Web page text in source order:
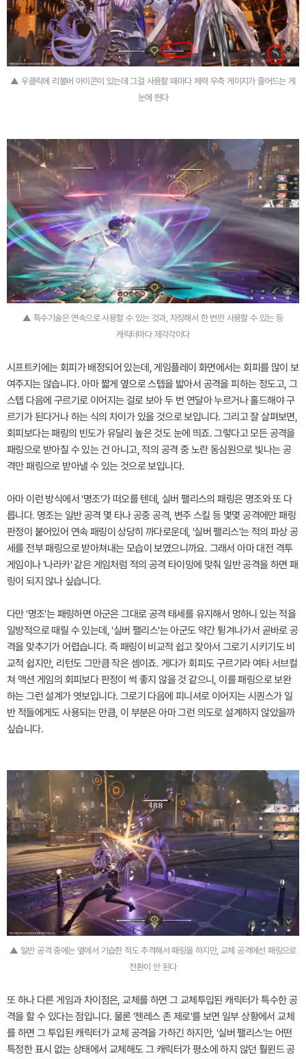
▲ 우클릭에 리볼버 아이콘이 있는데 그걸 사용할 때마다 체력 우측 게이지가 줄어드는 게
눈에 띈다
▲ 특수기술은 연속으로 사용할 수 있는 것과, 차징해서 한 번만 사용할 수 있는 등
캐릭터마다 제각각이다
시프트키에는 회피가 배정되어 있는데, 게임플레이 화면에서는 회피를 많이 보
여주지는 않습니다. 아마 짧게 옆으로 스텝을 밟아서 공격을 피하는 정도고, 그
스텝 다음에 구르기로 이어지는 걸로 보아 두 번 연달아 누르거나 홀드해야 구
르기가 된다거나 하는 식의 차이가 있을 것으로 보입니다. 그리고 잘 살펴보면,
회피보다는 패링의 빈도가 유달리 높은 것도 눈에 띄죠. 그렇다고 모든 공격을
패링으로 받아칠 수 있는 건 아니고, 적의 공격 중 노란 동심원으로 빛나는 공
격만 패링으로 받아낼 수 있는 것으로 보입니다.
아마 이런 방식에서 '명조'가 떠오를 텐데, 실버 팰리스의 패링은 명조와 또 다
릅니다. 명조는 일반 공격 몇 타나 공중 공격, 변주 스킬 등 몇몇 공격에만 패링
판정이 붙어있어 연속 패링이 상당히 까다로운데, '실버 팰리스'는 적의 파상 공
세를 전부 패링으로 받아쳐내는 모습이 보였으니까요. 그래서 아마 대전 격투
게임이나 '나라카' 같은 게임처럼 적의 공격 타이밍에 맞춰 일반 공격을 하면 패
링이 되지 않나 싶습니다.
다만 '명조'는 패링하면 아군은 그대로 공격 태세를 유지해서 멍하니 있는 적을
일방적으로 때릴 수 있는데, '실버 팰리스'는 아군도 약간 튕겨나가서 곧바로 공
격을 맞추기가 어렵습니다. 즉 패링이 비교적 쉽고 잦아서 그로기 시키기도 비
교적 쉽지만, 리턴도 그만큼 작은 셈이죠. 게다가 회피도 구르기라 여타 서브컬
쳐 액션 게임의 회피보다 판정이 썩 좋지 않을 것 같으니, 이를 패링으로 보완
하는 그런 설계가 엿보입니다. 그로기 다음에 피니셔로 이어지는 시퀀스가 일
반 적들에게도 사용되는 만큼, 이 부분은 아마 그런 의도로 설계하지 않았을까
싶습니다.
▲ 일반 공격 중에는 옆에서 기습한 적도 추격해서 패링을 하지만, 교체 공격에선 패링으로
전환이 안 된다
또 하나 다른 게임과 차이점은, 교체를 하면 그 교체투입된 캐릭터가 특수한 공
격을 할 수 있다는 점입니다. 물론 '젠레스 존 제로'를 보면 일부 상황에서 교체
를 하면 그 투입된 캐릭터가 교체 공격을 가하긴 하지만, '실버 팰리스'는 어떤
특정한 표시 없는 상태에서 교체해도 그 캐릭터가 평소에 하지 않던 훨윈드 공